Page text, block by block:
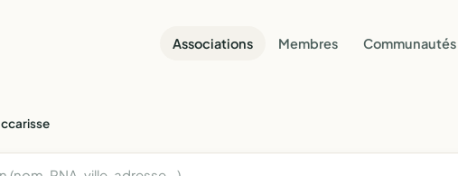
Associations Membres Communautés